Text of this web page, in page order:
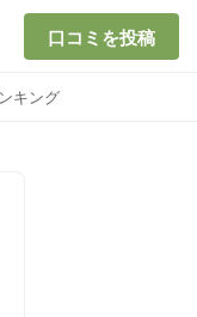
口コミを投稿
キング